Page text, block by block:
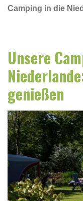
Camping in die
Unsere
genießen